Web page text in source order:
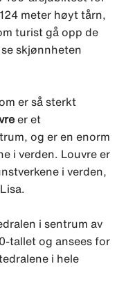
meter høyt tårn,
turist gå opp de
skjønnheten
er så sterkt
er et
og er en enorm
i verden. Louvre er
i verden,
i sentrum av
tallet og ansees for
i hele